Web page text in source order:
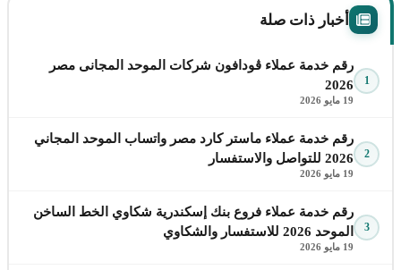
أخبار ذات صلة
1
رقم خدمة عملاء ڤودافون شركات الموحد المجانى مصر
2026
19 مايو 2026
2
رقم خدمة عملاء ماستر كارد مصر واتساب الموحد المجاني
2026 للتواصل والاستفسار
19 مايو 2026
3
رقم خدمة عملاء فروع بنك إسكندرية شكاوي الخط الساخن
الموحد 2026 للاستفسار والشكاوي
19 مايو 2026